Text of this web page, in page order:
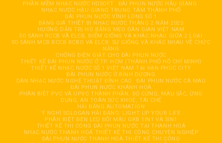
PHẦN MỀM NHẠC NƯỚC HDSOFT
ĐÀI PHUN NƯỚC HÂỤ GIANG
NHẠC NƯỚC HẬU GIANG TRUNG TÂM THÀNH PHỐ
ĐÀI PHUN NƯỚC VĨNH LONG SỐ 1
BẢNG GIÁ THIẾT BỊ NHẠC NƯỚC THÁNG 2 NĂM 2025
HƯỚNG DẪN TRỊ HO BẰNG MẸO DÂN GIAN VIỆT NAM
SO SÁNH RCCB VÀ ELCB, ĐIỂM GIỐNG VÀ KHÁC NHAU GIỮA 2 LOẠI
SO SÁNH MCB RCCB RCBO VÀ ELCB: SỰ GIỐNG VÀ KHÁC NHAU VỀ CHỨC
NĂNG
CHỐNG ĐIỆN GIẬT CHO ĐÀI PHUN NƯỚC
THIẾT KẾ ĐÀI PHUN NƯỚC Ở TP. HCM (THÀNH PHỐ HỒ CHÍ MINH)
THIẾT KẾ NHẠC NƯỚC SỐ 1 VIỆT NAM TẠI VẠN PHÚC CITY
ĐÀI PHUN NƯỚC Ở BÌNH DƯƠNG
DÀN NHẠC NƯỚC NGHỆ THUẬT ĐỈNH CAO
ĐÀI PHUN NƯỚC CÀ MAU
ĐÀI PHUN NƯỚC KHÁNH HOÀ
PHÂN BIỆT PVC VÀ UPVC THÀNH PHẦN, ĐỘ CỨNG, MÀU SẮC, ỨNG
DỤNG, AN TOÀN SỨC KHOẺ, TÁI CHẾ
HẢI ĐĂNG AUTOMATION
Ý NGHĨ SOLOGAN HẢI ĐĂNG: LIGHT UP YOUR LIFE
PHÂN BIỆT ĐÈN LED ĐỔI MÀU GRB 1IN1 VÀ 3IN1
THIẾT KẾ THI CÔNG ĐÀI PHUN NƯỚC TẠI THANH HOÁ
NHẠC NƯỚC THANH HOÁ THIẾT KẾ THI CÔNG CHUYÊN NGHIỆP
ĐÀI PHUN NƯỚC THANH HOÁ THIẾT KẾ THI CÔNG